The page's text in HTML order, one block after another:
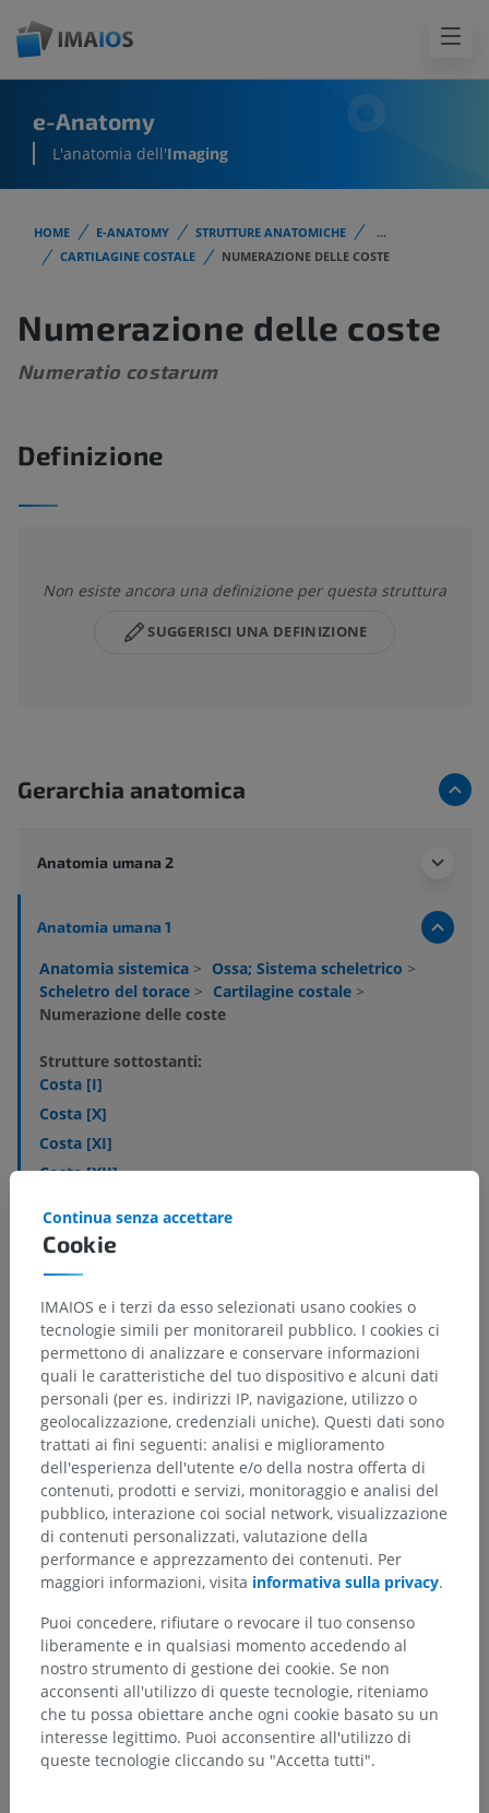
e-Anatomy
L'anatomia dell'Imaging
HOME E-ANATOMY STRUTTURE ANATOMICHE
...
CARTILAGINE COSTALE
NUMERAZIONE DELLE COSTE
Numerazione delle coste
Numeratio costarum
Definizione
Non esiste ancora una definizione per questa struttura
SUGGERISCI UNA DEFINIZIONE
Gerarchia anatomica
Anatomia umana 2
Anatomia umana 1
Anatomia sistemica > Ossa; Sistema scheletrico >
Scheletro del torace > Cartilagine costale >
Numerazione delle coste
Strutture sottostanti:
Costa [I]
Costa [X]
Costa [XI]
Costa [XII]
Costa [III]
Mostra altro
Traduzioni
Hai notato un errore?
un miglioramento dei contenuti.
Segnala un problema
SCARICA L'APP
Cookie
Continua senza accettare
IMAIOS e i terzi da esso selezionati usano cookies o
tecnologie simili per monitorareil pubblico. I cookies ci
permettono di analizzare e conservare informazioni
quali le caratteristiche del tuo dispositivo e alcuni dati
personali (per es. indirizzi IP, navigazione, utilizzo o
geolocalizzazione, credenziali uniche). Questi dati sono
trattati ai fini seguenti: analisi e miglioramento
dell'esperienza dell'utente e/o della nostra offerta di
contenuti, prodotti e servizi, monitoraggio e analisi del
pubblico, interazione coi social network, visualizzazione
di contenuti personalizzati, valutazione della
performance e apprezzamento dei contenuti. Per
maggiori informazioni, visita informativa sulla privacy.
Puoi concedere, rifiutare o revocare il tuo consenso
liberamente e in qualsiasi momento accedendo al
nostro strumento di gestione dei cookie. Se non
acconsenti all'utilizzo di queste tecnologie, riteniamo
che tu possa obiettare anche ogni cookie basato su un
interesse legittimo. Puoi acconsentire all'utilizzo di
queste tecnologie cliccando su "Accetta tutti".